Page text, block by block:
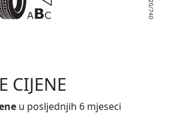
CIJENE
u posljednjih 6 mjeseci